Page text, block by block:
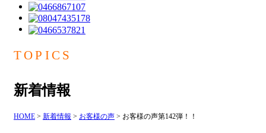
TOPICS
新着情報
HOME > 新着情報 > お客様の声 > お客様の声第142弾！！